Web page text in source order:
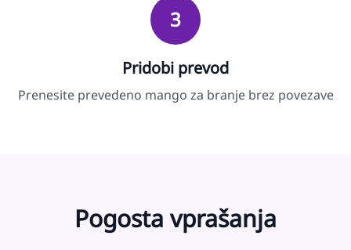
3
Pridobi prevod
Prenesite prevedeno mango za branje brez povezave
Pogosta vprašanja